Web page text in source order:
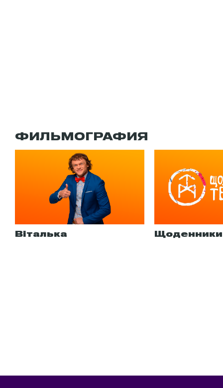
ФИЛЬМОГРАФИЯ
Віталька